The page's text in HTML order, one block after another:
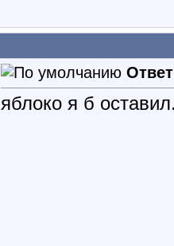
яблоко я б